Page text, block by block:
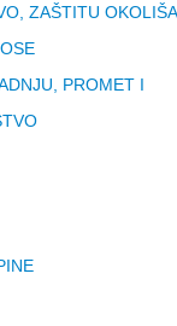
ZAŠTITU OKOLIŠA
PROMET I